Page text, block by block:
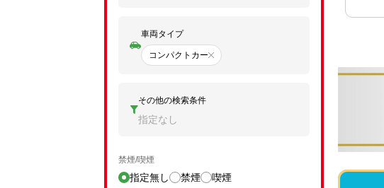
車両タイプ
コンパクトカー
その他の検索条件
指定なし
禁煙/喫煙
指定無し 禁煙 喫煙